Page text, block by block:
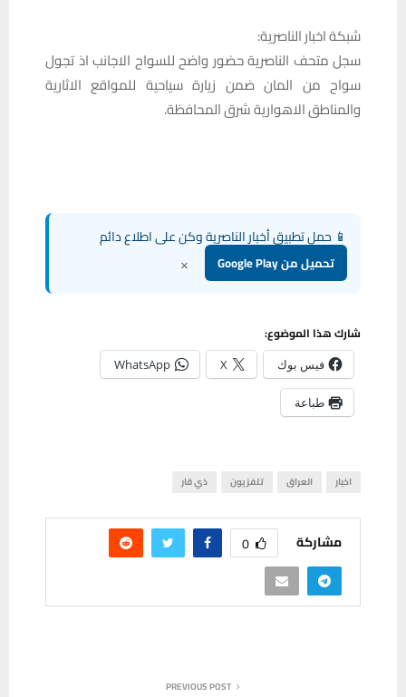
شبكة اخبار الناصرية:
سجل متحف الناصرية حضور واضح للسواح الاجانب اذ تجول
سواح من المان ضمن زيارة سياحية للمواقع الاثارية
والمناطق الاهوارية شرق المحافظة.
📱 حمل تطبيق أخبار الناصرية وكن على اطلاع دائم
تحميل من Google Play ×
شارك هذا الموضوع:
فيس بوك X
WhatsApp
طباعة
اخبار العراق تلفزيون ذي قار
مشاركة 0
PREVIOUS POST